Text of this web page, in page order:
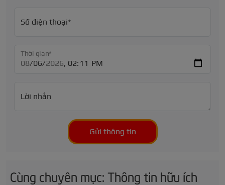
Số điện thoại*
Thời gian*
Lời nhắn
Gửi thông tin
Cùng chuyên mục: Thông tin hữu ích